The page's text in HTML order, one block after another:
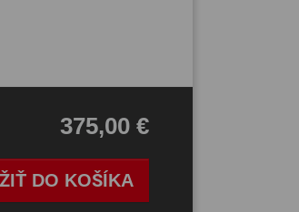
DO KOŠÍKA
375,00 €